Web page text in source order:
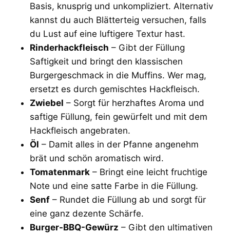
Basis, knusprig und unkompliziert. Alternativ
kannst du auch Blätterteig versuchen, falls
du Lust auf eine luftigere Textur hast.
Rinderhackfleisch – Gibt der Füllung
Saftigkeit und bringt den klassischen
Burgergeschmack in die Muffins. Wer mag,
ersetzt es durch gemischtes Hackfleisch.
Zwiebel – Sorgt für herzhaftes Aroma und
saftige Füllung, fein gewürfelt und mit dem
Hackfleisch angebraten.
Öl – Damit alles in der Pfanne angenehm
brät und schön aromatisch wird.
Tomatenmark – Bringt eine leicht fruchtige
Note und eine satte Farbe in die Füllung.
Senf – Rundet die Füllung ab und sorgt für
eine ganz dezente Schärfe.
Burger-BBQ-Gewürz – Gibt den ultimativen